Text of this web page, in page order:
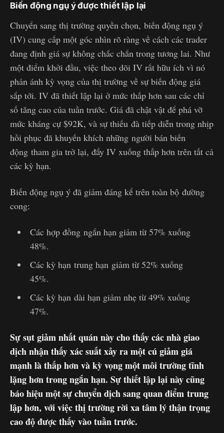
Biến động ngụ ý được thiết lập lại
Chuyển sang thị trường quyền chọn, biến động ngụ ý
(IV) cung cấp một góc nhìn rõ ràng về cách các trader
đang định giá sự không chắc chắn trong tương lai. Như
một điểm khởi đầu, việc theo dõi IV rất hữu ích vì nó
phản ánh kỳ vọng của thị trường về sự biến động giá
sắp tới. IV đã thiết lập lại ở mức thấp hơn sau các chỉ
số tăng cao của tuần trước. Giá đã chật vật để phá vỡ
mức kháng cự $92K, và sự thiếu đà tiếp diễn trong nhịp
hồi phục đã khuyến khích những người bán biến
động tham gia trở lại, đẩy IV xuống thấp hơn trên tất cả
các kỳ hạn.
Biến động ngụ ý đã giảm đáng kể trên toàn bộ đường
cong:
Các hợp đồng ngắn hạn giảm từ 57% xuống
48%.
Các kỳ hạn trung hạn giảm từ 52% xuống
45%.
Các kỳ hạn dài hạn giảm nhẹ từ 49% xuống
47%.
Sự sụt giảm nhất quán này cho thấy các nhà giao
dịch nhận thấy xác suất xảy ra một cú giảm giá
mạnh là thấp hơn và kỳ vọng một môi trường tĩnh
lặng hơn trong ngắn hạn. Sự thiết lập lại này cũng
báo hiệu một sự chuyển dịch sang quan điểm trung
lập hơn, với việc thị trường rời xa tâm lý thận trọng
cao độ được thấy vào tuần trước.